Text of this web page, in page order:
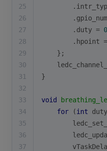
25
26
27
        .duty =
0
28
        .hpoint =
29
    };
30
31
}
32
33
void
34
for (int
35
36
37